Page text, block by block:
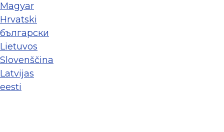
Magyar
Hrvatski
български
Lietuvos
Slovenščina
Latvijas
eesti